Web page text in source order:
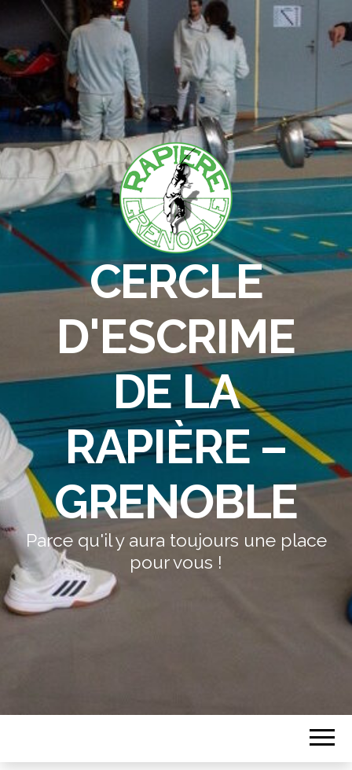
CERCLE
D'ESCRIME
DE LA
RAPIÈRE –
GRENOBLE
Parce qu'il y aura toujours une place
pour vous !